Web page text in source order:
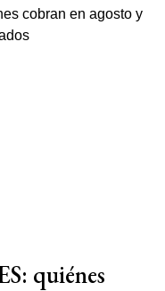
quiénes